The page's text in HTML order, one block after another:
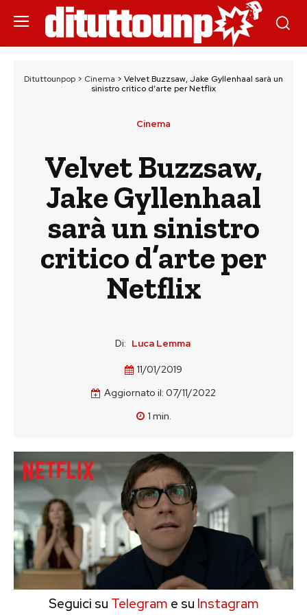
Dituttounpop > Cinema > Velvet Buzzsaw, Jake Gyllenhaal sarà un
sinistro critico d’arte per Netflix
Cinema
Velvet Buzzsaw,
Jake Gyllenhaal
sarà un sinistro
critico d’arte per
Netflix
Di: Luca Lemma
11/01/2019
Aggiornato il: 07/11/2022
1 min.
Seguici su Telegram e su Instagram